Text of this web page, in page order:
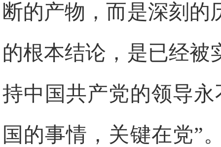
断的产物，而是深刻的
的根本结论，是已经被
持中国共产党的领导
国的事情，关键在党”